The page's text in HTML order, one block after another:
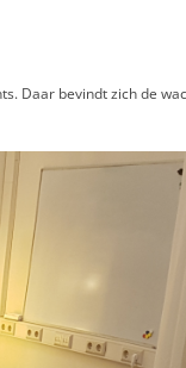
Daar bevindt zich de